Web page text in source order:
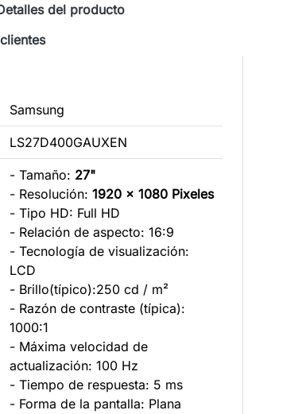
del producto
Samsung
LS27D400GAUXEN
- Tamaño: 27"
- Resolución:1920 x 1080 Pixeles
- Tipo HD: Full HD
- Relación de aspecto: 16:9
- Tecnología de visualización:
LCD
- Brillo(típico):250 cd / m²
- Razón de contraste (típica):
1000:1
- Máxima velocidad de
actualización: 100 Hz
- Tiempo de respuesta: 5 ms
- Forma de la pantalla: Plana